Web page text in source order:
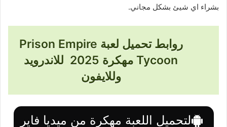
بشراء اي شيئ بشكل مجاني.
روابط تحميل لعبة Prison Empire
Tycoon مهكرة 2025 للاندرويد
وللايفون
لتحميل اللعبة مهكرة من ميديا فاير